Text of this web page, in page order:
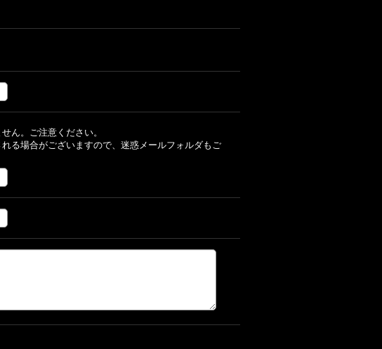
ん。ご注意ください。
る場合がございますので、迷惑メールフォルダもご